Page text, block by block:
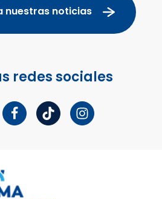
nuestras noticias
redes sociales